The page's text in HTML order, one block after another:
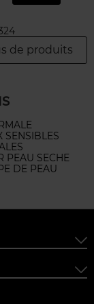
de produits
SENSIBLES
PEAU SECHE
DE PEAU